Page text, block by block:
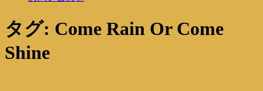
タグ: Come Rain Or Come
Shine